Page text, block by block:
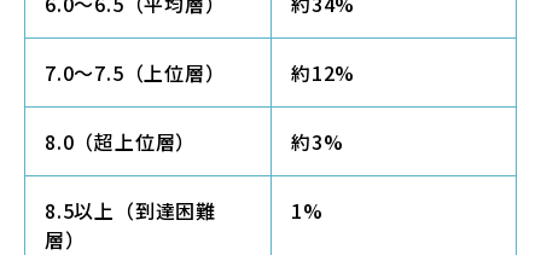
7.0〜7.5（上位層） 約12%
8.0（超上位層） 約3%
8.5以上（到達困難
層）
1%